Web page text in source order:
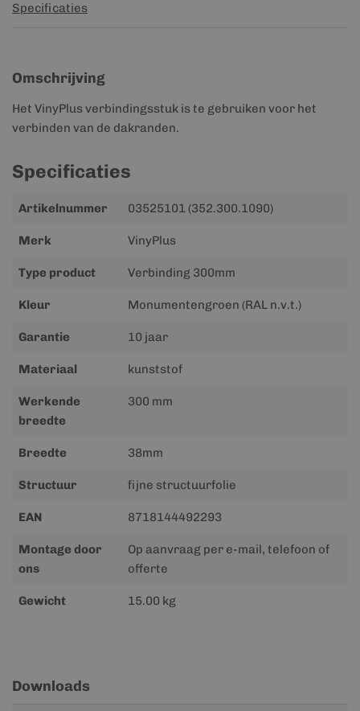
Specificaties
Omschrijving
Het VinyPlus verbindingsstuk is te gebruiken voor het
verbinden van de dakranden.
Specificaties
Meer
Artikelnummer 03525101 (352.300.1090)
Merk VinyPlus
Type product Verbinding 300mm
Kleur Monumentengroen (RAL n.v.t.)
Garantie 10 jaar
Materiaal kunststof
Werkende
breedte
300 mm
Breedte 38mm
Structuur fijne structuurfolie
EAN 8718144492293
Montage door
ons
Op aanvraag per e-mail, telefoon of
offerte
Gewicht 15.00 kg
Downloads